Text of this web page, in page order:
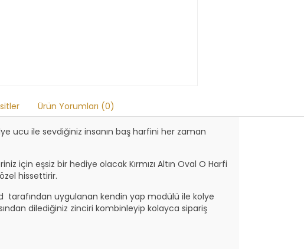
Ürün Yorumları (0)
ucu ile sevdiğiniz insanın baş harfini her zaman
için eşsiz bir hediye olacak Kırmızı Altın Oval O Harfi
hissettirir.
tarafından uygulanan kendin yap modülü ile kolye
dilediğiniz zinciri kombinleyip kolayca sipariş